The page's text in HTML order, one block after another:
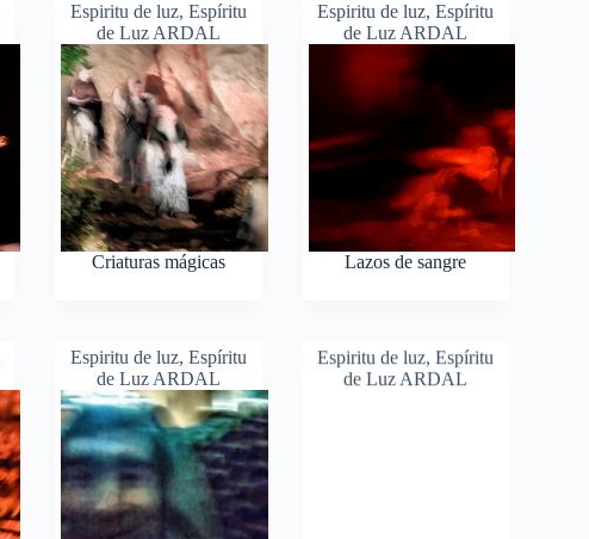
Espiritu de luz, Espíritu
de Luz ARDAL
Criaturas mágicas
Espiritu de luz,Espíritu
de Luz ARDAL
Lazos de sangre
Espiritu de luz, Espíritu
de Luz ARDAL
Espiritu de luz,Espíritu
de Luz ARDAL